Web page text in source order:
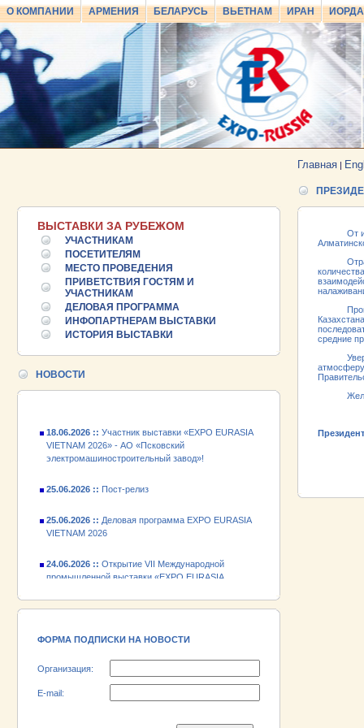
О КОМПАНИИ АРМЕНИЯ БЕЛАРУСЬ ВЬЕТНАМ ИРАН
Главная |
ВЫСТАВКИ ЗА РУБЕЖОМ
УЧАСТНИКАМ
ПОСЕТИТЕЛЯМ
МЕСТО ПРОВЕДЕНИЯ
ПРИВЕТСТВИЯ ГОСТЯМ И
УЧАСТНИКАМ
ДЕЛОВАЯ ПРОГРАММА
ИНФОПАРТНЕРАМ ВЫСТАВКИ
ИСТОРИЯ ВЫСТАВКИ
НОВОСТИ
25.06.2026 ::Пост-релиз
25.06.2026 ::Деловая программа EXPO EURASIA
VIETNAM 2026
24.06.2026 ::Открытие VII Международной
промышленной выставки «EXPO EURASIA
VIETNAM 2026» - АО «Псковский
электромашиностроительный завод»!
VIETNAM 2026
промышленной выставки «EXPO EURASIA
VIETNAM 2026»
ФОРМА ПОДПИСКИ НА НОВОСТИ
Организация:
E-mail:
От
Отрадно,
средние
Уверен,
атмосферу
Желаю